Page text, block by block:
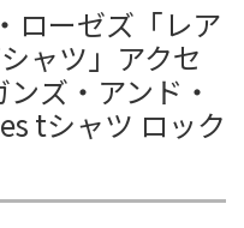
ローゼズ「レア
ャツ」アクセ
ズ・アンド・
tシャツ ロック